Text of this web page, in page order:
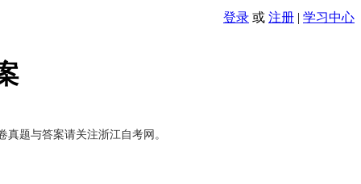
登录 或 注册 | 学习中心
题与答案请关注浙江自考网。